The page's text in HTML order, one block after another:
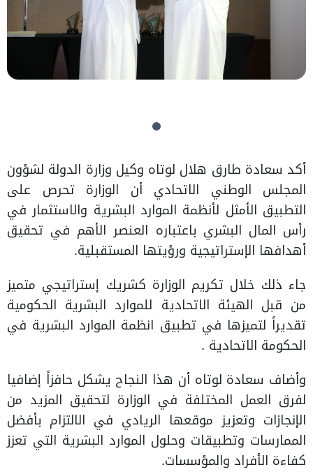
أكد سعادة طارق هلال لوتاه وكيل وزارة الدولة لشؤون
المجلس الوطني الاتحادي أن الوزارة تحرص على
التطبيق الأمثل لأنظمة الموارد البشرية والاستثمار في
رأس المال البشري باعتباره العنصر الأهم في تحقيق
أهدافها الإستراتيجية ورؤيتها المستقبلية.
جاء ذلك خلال تكريم الوزارة كشريك إستراتيجي متميز
من قبل الهيئة الاتحادية للموارد البشرية الحكومية
تقديراً لتميزها في تطبيق انظمة الموارد البشرية في
الحكومة الاتحادية .
وأضاف سعادة لوتاه أن هذا النجاح يشكل حافزاً إضافيا
لفرق العمل المختلفة في الوزارة لتحقيق المزيد من
الإنجازات وتعزيز موقعها الريادي في الالتزام بأفضل
الممارسات وتطبيقات وحلول الموارد البشرية التي تعزز
كفاءة الأفراد والمؤسسات.